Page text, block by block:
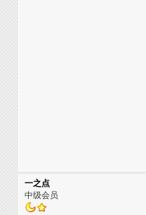
一之点
中级会员